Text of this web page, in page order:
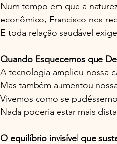
Num tempo em que a
econômico, Francisco nos
E toda relação saudável
Quando Esquecemos que
A tecnologia ampliou nossa
Mas também aumentou
Vivemos como se
Nada poderia estar mais
O equilíbrio invisível que